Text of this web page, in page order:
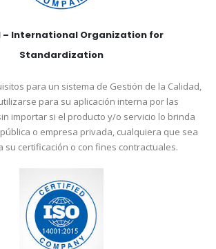
– International Organization for
Standardization
para un sistema de Gestión de la Calidad,
para su aplicación interna por las
importar si el producto y/o servicio lo brinda
o empresa privada, cualquiera que sea
su certificación o con fines contractuales.